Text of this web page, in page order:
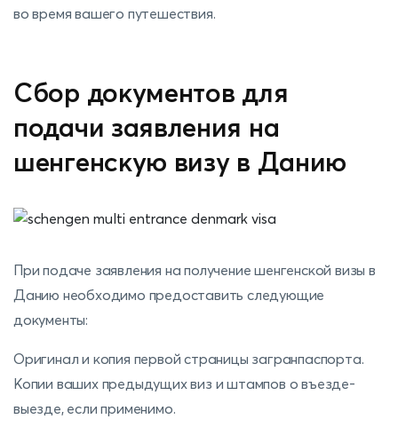
во время вашего путешествия.
Сбор документов для
подачи заявления на
шенгенскую визу в Данию
При подаче заявления на получение шенгенской визы в
Данию необходимо предоставить следующие
документы:
Оригинал и копия первой страницы загранпаспорта.
Копии ваших предыдущих виз и штампов о въезде-
выезде, если применимо.